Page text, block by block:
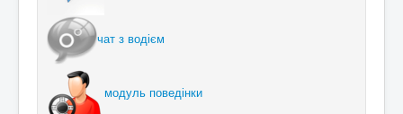
чат з водієм
модуль поведінки